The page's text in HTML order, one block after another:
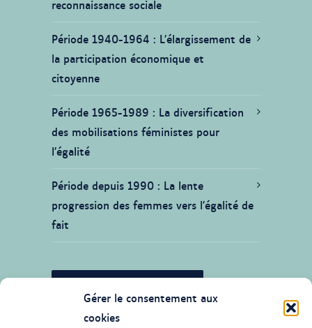
Gérer le consentement aux
cookies
reconnaissance sociale
Période 1940-1964
L’élargissement de
la participation économique et
citoyenne
Période 1965-1989
La diversification
des mobilisations féministes pour
l’égalité
Période depuis 1990 La lente
progression des femmes vers l’égalité de
fait